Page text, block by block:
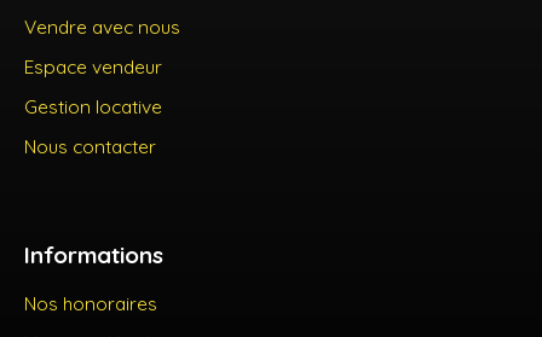
Vendre avec nous
Espace vendeur
Gestion locative
Nous contacter
Informations
Nos honoraires